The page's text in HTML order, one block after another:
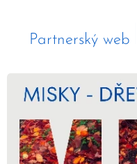
Partnerský web